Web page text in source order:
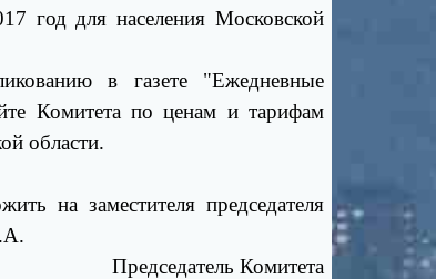
год для населения Московской
в газете "Ежедневные
Комитета по ценам и тарифам
области.
на заместителя председателя
Председатель Комитета